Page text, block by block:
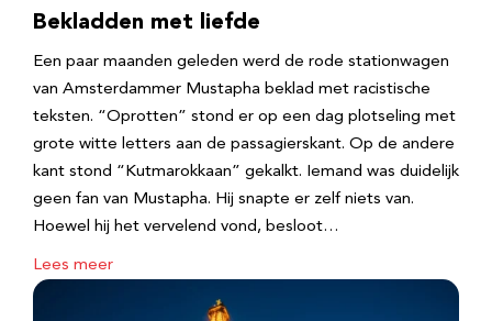
Bekladden met liefde
Een paar maanden geleden werd de rode stationwagen
van Amsterdammer Mustapha beklad met racistische
teksten. “Oprotten” stond er op een dag plotseling met
grote witte letters aan de passagierskant. Op de andere
kant stond “Kutmarokkaan” gekalkt. Iemand was duidelijk
geen fan van Mustapha. Hij snapte er zelf niets van.
Hoewel hij het vervelend vond, besloot…
Lees meer